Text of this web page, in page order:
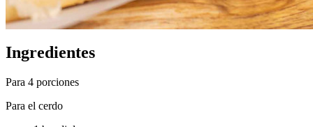
Ingredientes
Para 4 porciones
Para el cerdo